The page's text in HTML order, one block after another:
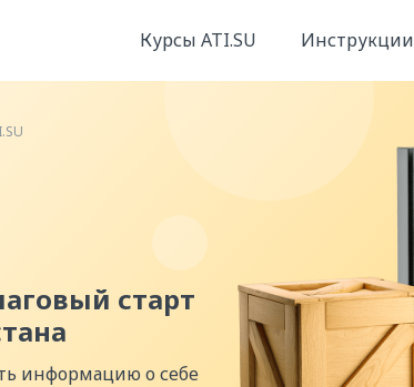
Курсы ATI.SU Инструкции
старт
информацию о себе